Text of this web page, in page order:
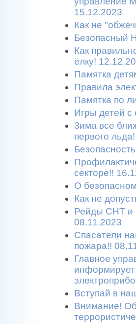
15.12.2023
Как не
Безопасный
Как
ёлку!
Памятка
Правила
Памятка по
Игры детей с
Зима все
первого
секторе!!
О
Как не
Рейды СНТ и
08.11.2023
Спасатели
пожара!!
Главное
Вступай в
Внимание!